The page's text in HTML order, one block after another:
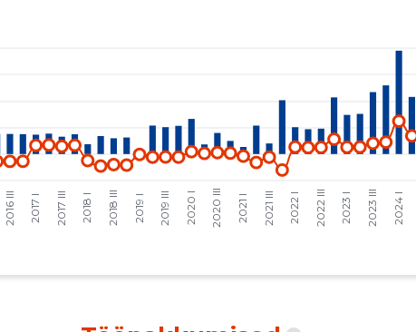
20 319 € -
6659 € 2 3996 €
5445 € 3 10 726 € -
5872 € 3 4950 €